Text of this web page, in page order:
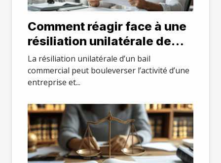
Comment réagir face à une
résiliation unilatérale de
bail commercial ?
La résiliation unilatérale d’un bail
commercial peut bouleverser l’activité d’une
entreprise et...